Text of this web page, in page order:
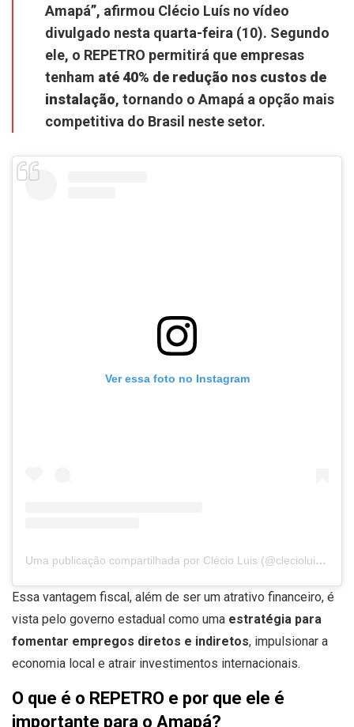
Amapá”, afirmou Clécio Luís no vídeo
divulgado nesta quarta-feira (10). Segundo
ele, o REPETRO permitirá que empresas
tenham até 40% de redução nos custos de
instalação, tornando o Amapá a opção mais
competitiva do Brasil neste setor.
Ver essa foto no Instagram
Uma publicação compartilhada por Clécio Luis (@clecioluis_)
Essa vantagem fiscal, além de ser um atrativo financeiro, é
vista pelo governo estadual como uma estratégia para
fomentar empregos diretos e indiretos, impulsionar a
economia local e atrair investimentos internacionais.
O que é o REPETRO e por que ele é
importante para o Amapá?